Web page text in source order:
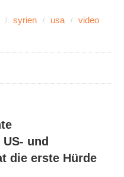
syrien usa
video
und
die erste Hürde